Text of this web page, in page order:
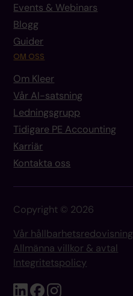
Events & Webinars
Blogg
Guider
OM OSS
Om Kleer
Vår AI-satsning
Ledningsgrupp
Tidigare PE Accounting
Karriär
Kontakta oss
Copyright © 2026
Vår hållbarhetsredovisning
Allmänna villkor & avtal
Integritetspolicy